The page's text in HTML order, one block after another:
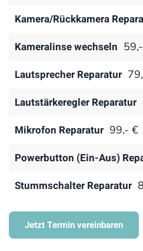
Kamera/Rückkamera
Kameralinse wechseln
Lautsprecher Reparatur
Lautstärkeregler Reparatur
Mikrofon Reparatur 99,- €
Powerbutton (Ein-Aus)
Stummschalter Reparatur
Jetzt Termin vereinbaren